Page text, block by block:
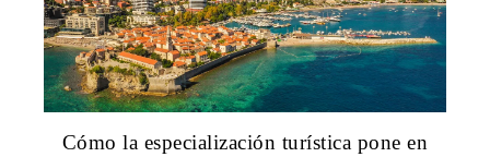
Cómo la especialización turística pone en